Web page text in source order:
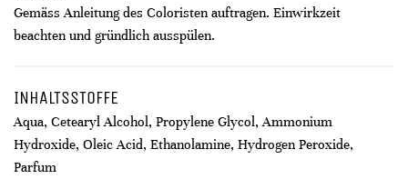
Gemäss Anleitung des Coloristen auftragen. Einwirkzeit
beachten und gründlich ausspülen.
INHALTSSTOFFE
Aqua, Cetearyl Alcohol, Propylene Glycol, Ammonium
Hydroxide, Oleic Acid, Ethanolamine, Hydrogen Peroxide,
Parfum